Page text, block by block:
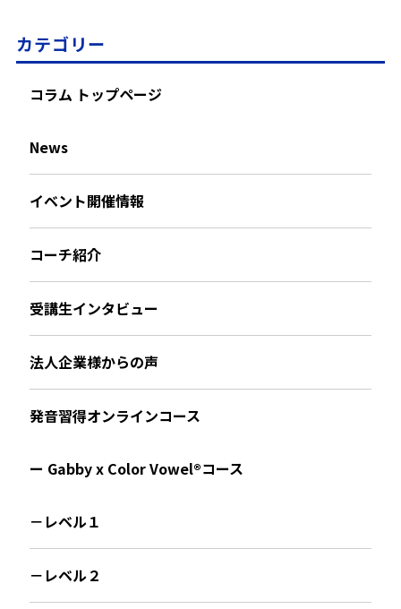
カテゴリー
コラム トップページ
News
イベント開催情報
コーチ紹介
受講生インタビュー
法人企業様からの声
発音習得オンラインコース
ー Gabby x Color Vowel®︎コース
－レベル１
－レベル２